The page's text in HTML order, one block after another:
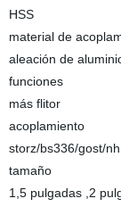
HSS
material de
aleación de
funciones
más flitor
acoplamiento
storz/bs336/gost/
tamaño
1,5 pulgadas ,2